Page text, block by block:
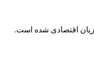
زیان اقتصادی شده است.